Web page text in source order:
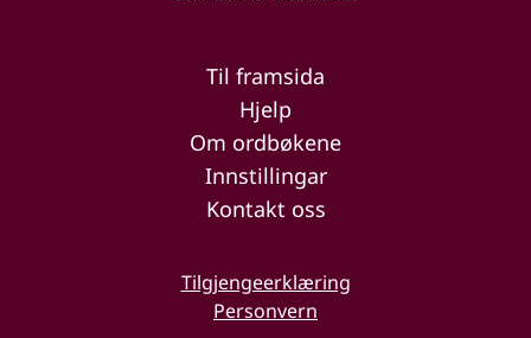
Til framsida
Hjelp
Om ordbøkene
Innstillingar
Kontakt oss
Tilgjengeerklæring
Personvern